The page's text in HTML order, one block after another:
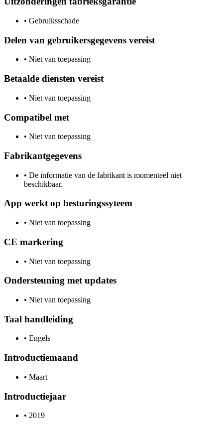
• Gebruiksschade
Delen van gebruikersgegevens vereist
• Niet van toepassing
Betaalde diensten vereist
• Niet van toepassing
Compatibel met
• Niet van toepassing
Fabrikantgegevens
• De informatie van de fabrikant is momenteel niet
beschikbaar.
App werkt op besturingssyteem
• Niet van toepassing
CE markering
• Niet van toepassing
Ondersteuning met updates
• Niet van toepassing
Taal handleiding
• Engels
Introductiemaand
• Maart
Introductiejaar
• 2019